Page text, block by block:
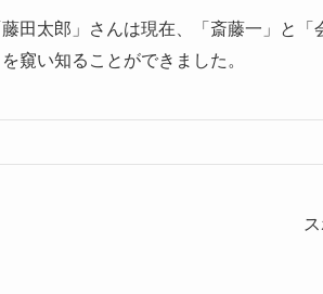
藤田太郎」さんは現在、「斎藤一」と
窺い知ることができました。